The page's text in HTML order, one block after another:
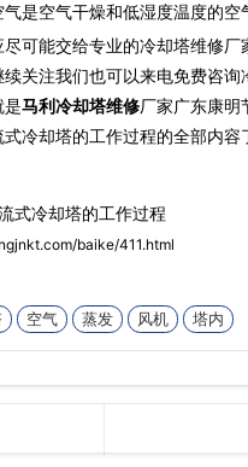
是空气干燥和低湿度温度的空
可能交给专业的冷却塔维修厂
关注我们也可以来电免费咨询
是马利冷却塔维修厂家广东康明
冷却塔的工作过程的全部内容
式冷却塔的工作过程
baike/411.html
空气 蒸发 风机 塔内